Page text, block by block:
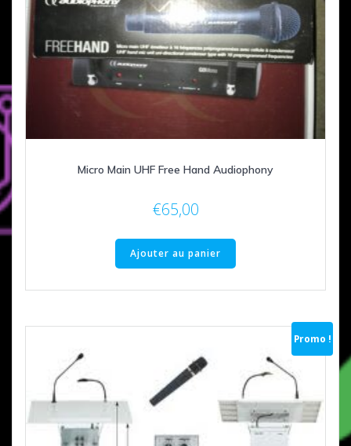
Micro Main UHF Free Hand Audiophony
€65,00
Ajouter au panier
Promo !